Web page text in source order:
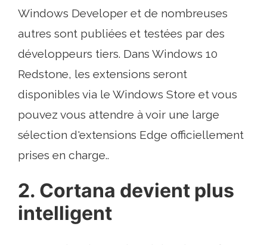
Windows Developer et de nombreuses
autres sont publiées et testées par des
développeurs tiers. Dans Windows 10
Redstone, les extensions seront
disponibles via le Windows Store et vous
pouvez vous attendre à voir une large
sélection d'extensions Edge officiellement
prises en charge..
2. Cortana devient plus
intelligent